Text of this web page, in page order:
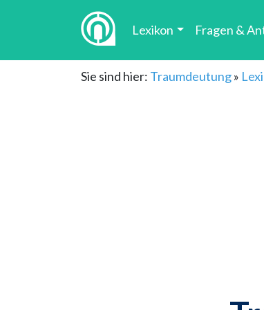
Lexikon Fragen &
Sie sind hier: Traumdeutung»